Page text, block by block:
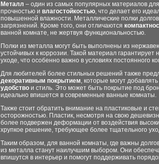
Металл – один из самых популярных материалов
прочностью и влагостойкостью, что делает его
повышенной влажности. Металлические полки
загрязнений. Кроме того, они отличаются
ванной комнате, не жертвуя функциональностью.
Полки из металла могут быть выполнены из
устойчивых к коррозии. Такой материал гарантирует
уходе, что особенно важно в условиях постоянного
Для любителей более стильных решений также
декоративным покрытием, которые могут
удобство и стиль. Это может быть покрытие под
идеально впишется в современные ванные комнаты.
Также стоит обратить внимание на пластиковые и
осторожностью. Пластик, несмотря на свою
более подвержен деформации от воздействия
хрупкое решение, требующее более тщательного
Таким образом, для ванной комнаты, где важны
из металла станут наилучшим выбором. Они
впишутся в интерьер и помогут поддерживать